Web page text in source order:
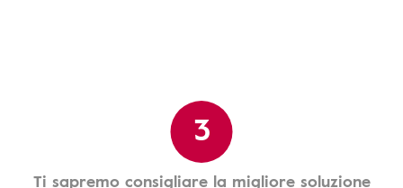
3
Ti sapremo consigliare la migliore soluzione